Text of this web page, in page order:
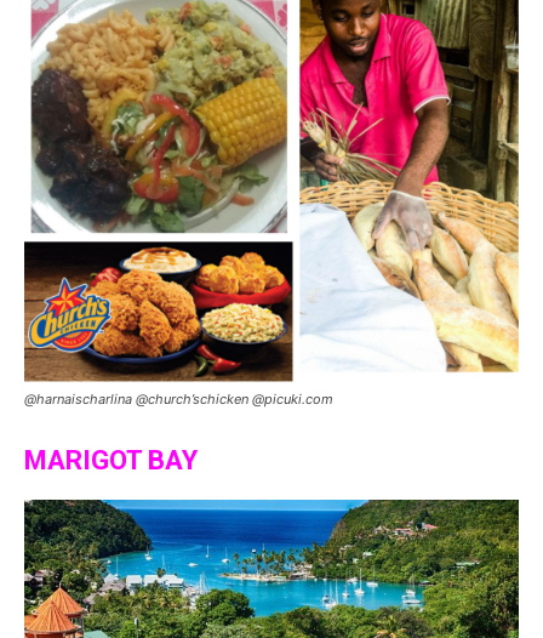
@harnaischarlina @church’schicken @picuki.com
MARIGOT BAY